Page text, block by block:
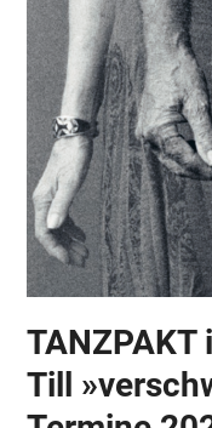
TANZPAKT
Till